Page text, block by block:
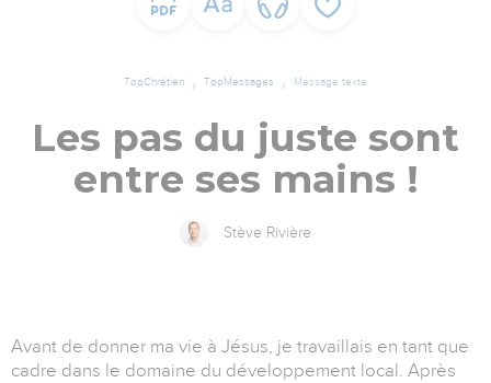
TopChrétien TopMessages Message texte
Les pas du juste sont
entre ses mains !
Stève Rivière
Avant de donner ma vie à Jésus, je travaillais en tant que
cadre dans le domaine du développement local. Après